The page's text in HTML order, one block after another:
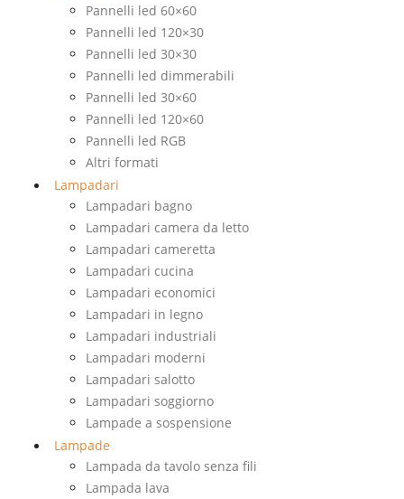
Pannelli led 60×60
Pannelli led 120×30
Pannelli led 30×30
Pannelli led dimmerabili
Pannelli led 30×60
Pannelli led 120×60
Pannelli led RGB
Altri formati
Lampadari
Lampadari bagno
Lampadari camera da letto
Lampadari cameretta
Lampadari cucina
Lampadari economici
Lampadari in legno
Lampadari industriali
Lampadari moderni
Lampadari salotto
Lampadari soggiorno
Lampade a sospensione
Lampade
Lampada da tavolo senza fili
Lampada lava